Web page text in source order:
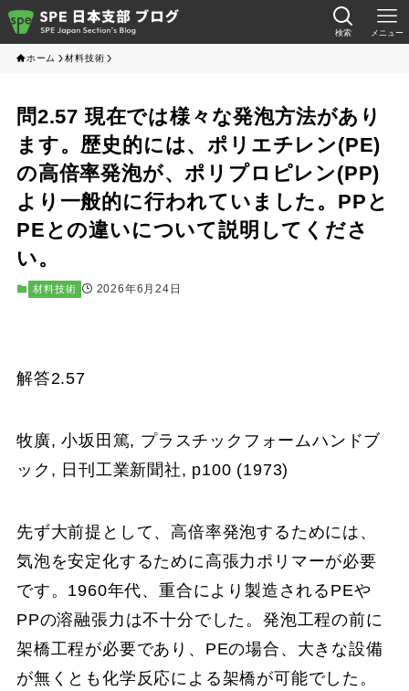
検索 メニュー
ホーム 材料技術
問2.57 現在では様々な発泡方法があり
ます。歴史的には、ポリエチレン(PE)
の高倍率発泡が、ポリプロピレン(PP)
より一般的に行われていました。PPと
PEとの違いについて説明してくださ
い。
材料技術 2026年6月24日
解答2.57
牧廣, 小坂田篤, プラスチックフォームハンドブ
ック, 日刊工業新聞社, p100 (1973)
先ず大前提として、高倍率発泡するためには、
気泡を安定化するために高張力ポリマーが必要
です。1960年代、重合により製造されるPEや
PPの溶融張力は不十分でした。発泡工程の前に
架橋工程が必要であり、PEの場合、大きな設備
が無くとも化学反応による架橋が可能でした。